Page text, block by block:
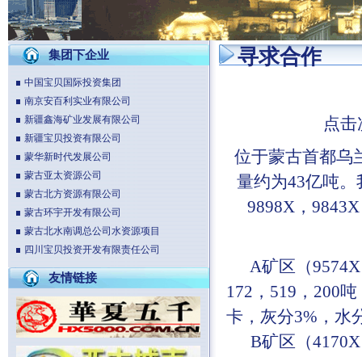
集团下企业
中国宝贝国际投资集团
南京安百利实业有限公司
新疆鑫海矿业发展有限公司
新疆宝贝投资有限公司
蒙华新时代发展公司
蒙古亚太资源公司
蒙古北方资源有限公司
蒙古环宇开发有限公司
蒙古北水南调总公司水资源项目
四川宝贝投资开发有限责任公司
友情链接
寻求合作
点
位于蒙古首都乌
量约为43亿吨
9898X，
A矿区（9574X
172，519，200
卡，灰分3%，水
B矿区（4170X